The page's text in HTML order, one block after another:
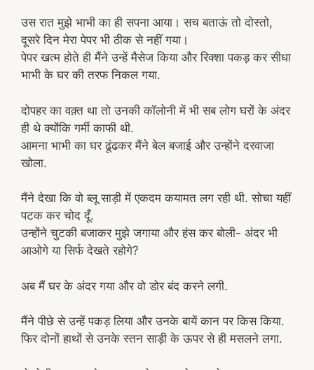
उस रात मुझे भाभी का ही सपना आया। सच बताऊं तो दोस्तो,
दूसरे दिन मेरा पेपर भी ठीक से नहीं गया।
पेपर खत्म होते ही मैंने उन्हें मैसेज किया और रिक्शा पकड़ कर सीधा
भाभी के घर की तरफ निकल गया.
दोपहर का वक़्त था तो उनकी कॉलोनी में भी सब लोग घरों के अंदर
ही थे क्योंकि गर्मी काफी थी.
आमना भाभी का घर ढूंढकर मैंने बेल बजाई और उन्होंने दरवाजा
खोला.
मैंने देखा कि वो ब्लू साड़ी में एकदम कयामत लग रही थी. सोचा यहीं
पटक कर चोद दूँ.
उन्होंने चुटकी बजाकर मुझे जगाया और हंस कर बोली- अंदर भी
आओगे या सिर्फ देखते रहोगे?
अब मैं घर के अंदर गया और वो डोर बंद करने लगी.
मैंने पीछे से उन्हें पकड़ लिया और उनके बायें कान पर किस किया.
फिर दोनों हाथों से उनके स्तन साड़ी के ऊपर से ही मसलने लगा.